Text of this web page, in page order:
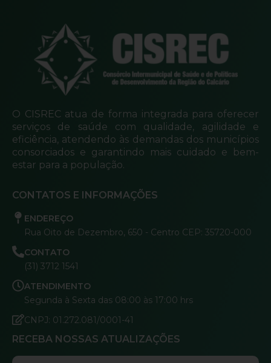
O CISREC atua de forma integrada para oferecer
serviços de saúde com qualidade, agilidade e
eficiência, atendendo às demandas dos municípios
consorciados e garantindo mais cuidado e bem-
estar para a população.
CONTATOS E INFORMAÇÕES
ENDEREÇO
Rua Oito de Dezembro, 650 - Centro CEP: 35720-000
CONTATO
(31) 3712 1541
ATENDIMENTO
Segunda à Sexta das 08:00 às 17:00 hrs
CNPJ: 01.272.081/0001-41
RECEBA NOSSAS ATUALIZAÇÕES